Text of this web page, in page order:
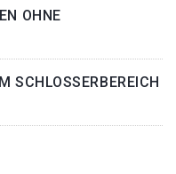
OHNE
SCHLOSSERBEREICH